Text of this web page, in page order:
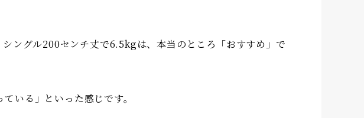
ングル200センチ丈で6.5kgは、本当のところ「おすすめ」で
いる」といった感じです。